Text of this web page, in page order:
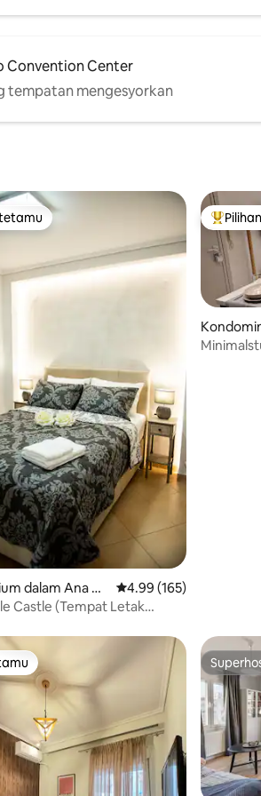
Convention Center
tempatan mengesyorkan
tetamu
dalam Ana Πό
Penarafan purata 4.99
4.99 (165)
Castle (Tempat Letak
Pilihan
oniki